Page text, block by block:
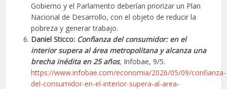
Gobierno y el Parlamento deberían priorizar un Plan
Nacional de Desarrollo, con el objeto de reducir la
pobreza y generar trabajo.
Daniel Sticco: Confianza del consumidor: en el
interior supera al área metropolitana y alcanza una
brecha inédita en 25 años, Infobae, 9/5.
https://www.infobae.com/economia/2026/05/09/confianza-
del-consumidor-en-el-interior-supera-al-area-